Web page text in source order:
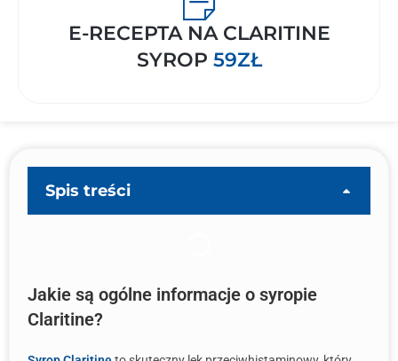
E-RECEPTA NA CLARITINE
SYROP 59ZŁ
Spis treści
Jakie są ogólne informacje o syropie
Claritine?